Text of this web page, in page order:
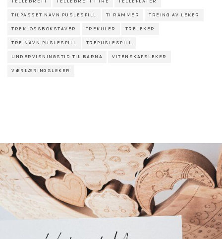
TILPASSET NAVN PUSLESPILL TI RAMMER TREING AV LEKER
TREKLOSSBOKSTAVER TREKULER TRELEKER
TRE NAVN PUSLESPILL TREPUSLESPILL
UNDERVISNINGSTID TIL BARNA VITENSKAPSLEKER
VÆRLÆRINGSLEKER